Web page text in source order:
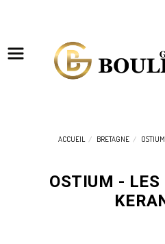
ACCUEIL BRETAGNE
OSTIUM - LES